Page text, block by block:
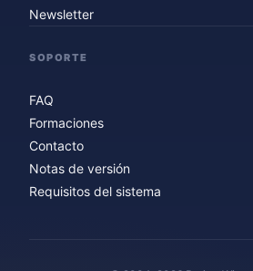
Newsletter
SOPORTE
FAQ
Formaciones
Contacto
Notas de versión
Requisitos del sistema